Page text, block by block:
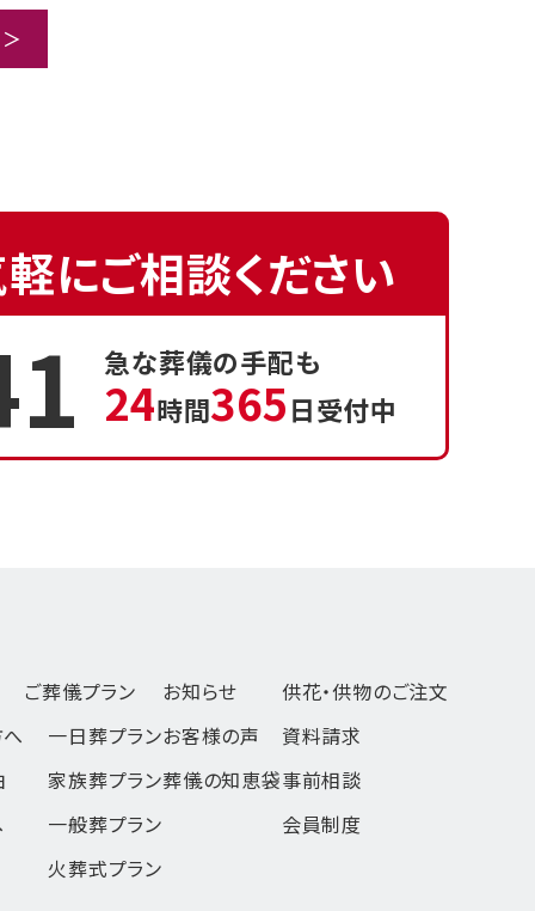
にご相談ください
急な葬儀の手配も
24時間365日受付中
ご葬儀プラン
一日葬プラン
家族葬プラン
一般葬プラン
火葬式プラン
お知らせ
お客様の声
葬儀の知恵袋
供花・供物のご注文
資料請求
事前相談
会員制度